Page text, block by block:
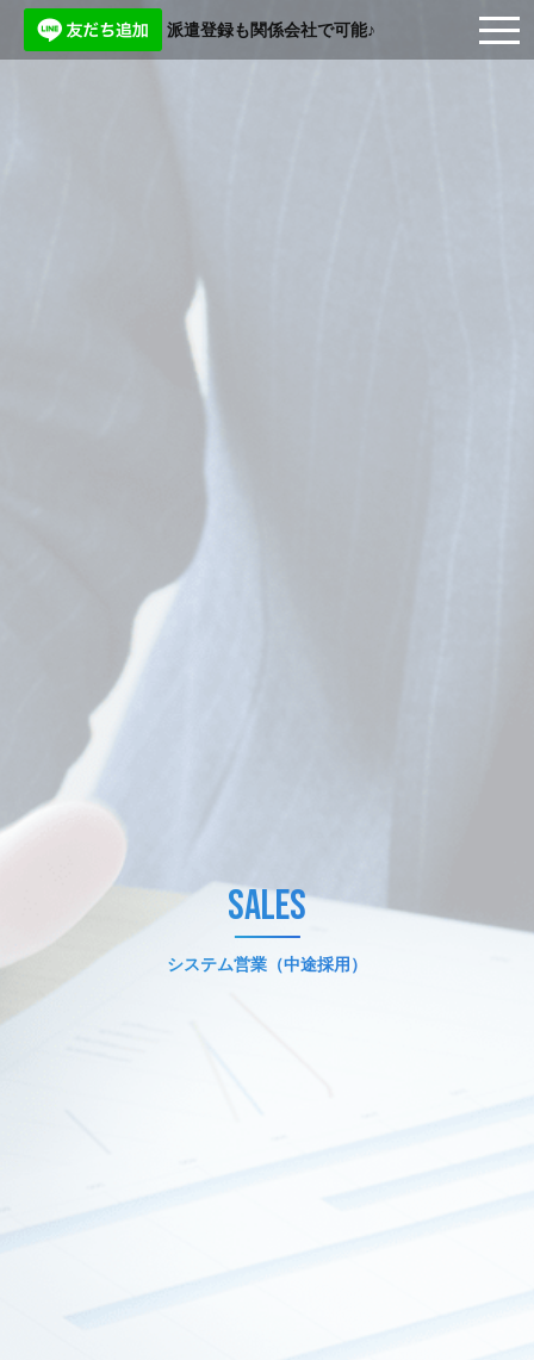
派遣登録も関係会社で可能♪
SALES
システム営業（中途採用）